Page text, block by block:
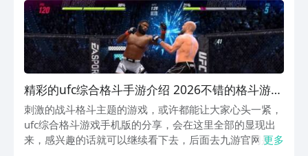
精彩的ufc综合格斗手游介绍 2026不错的格斗游戏
推荐
刺激的战斗格斗主题的游戏，或许都能让大家心头一紧，
ufc综合格斗游戏手机版的分享，会在这里全部的显现出
来，感兴趣的话就可以继续看下去，后面去九游官网是可
更多